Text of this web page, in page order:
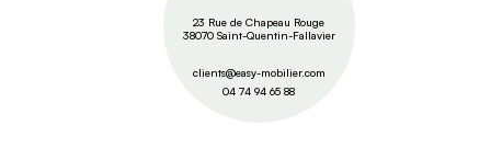
23 Rue de Chapeau Rouge
38070 Saint-Quentin-Fallavier
clients@easy-mobilier.com
04 74 94 65 88